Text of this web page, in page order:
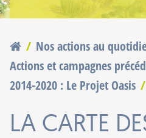
Vous êtes ici
Nos actions au
Actions et campagnes
2014-2020 : Le Projet Oasis
LA CARTE